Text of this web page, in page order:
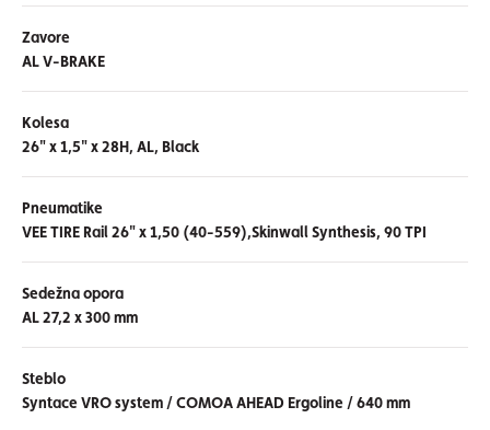
Zavore
AL V-BRAKE
Kolesa
26" x 1,5" x 28H, AL, Black
Pneumatike
VEE TIRE Rail 26" x 1,50 (40-559),Skinwall Synthesis, 90 TPI
Sedežna opora
AL 27,2 x 300 mm
Steblo
Syntace VRO system / COMOA AHEAD Ergoline / 640 mm